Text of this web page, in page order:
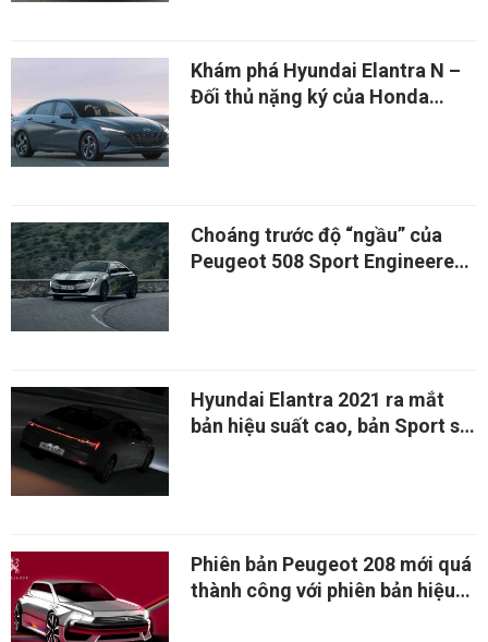
Khám phá Hyundai Elantra N –
Đối thủ nặng ký của Honda
Choáng trước độ “ngầu” của
Peugeot 508 Sport Engineered,
Hyundai Elantra 2021 ra mắt
bản hiệu suất cao, bản Sport sẽ
Phiên bản Peugeot 208 mới quá
thành công với phiên bản hiệu